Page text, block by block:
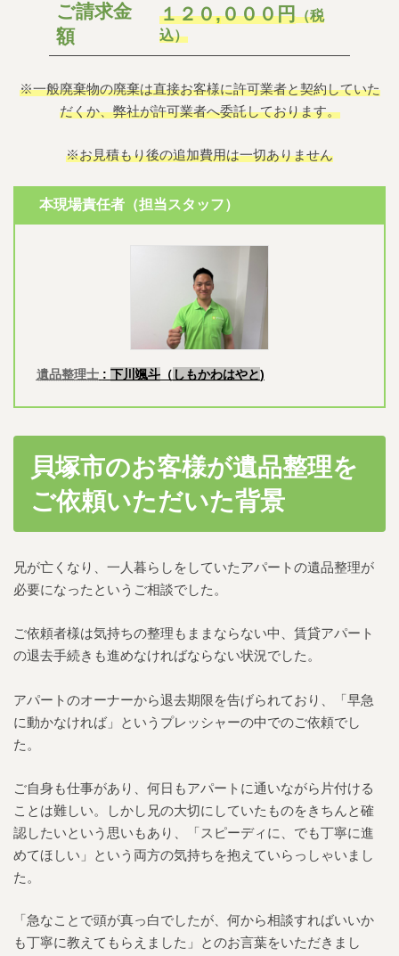
ご請求金
額
１２０,０００円（税
込）
※一般廃棄物の廃棄は直接お客様に許可業者と契約していた
だくか、弊社が許可業者へ委託しております。
※お見積もり後の追加費用は一切ありません
本現場責任者（担当スタッフ）
遺品整理士 : 下川颯斗（ しもかわはやと)
貝塚市のお客様が遺品整理を
ご依頼いただいた背景
兄が亡くなり、一人暮らしをしていたアパートの遺品整理が
必要になったというご相談でした。
ご依頼者様は気持ちの整理もままならない中、賃貸アパート
の退去手続きも進めなければならない状況でした。
アパートのオーナーから退去期限を告げられており、「早急
に動かなければ」というプレッシャーの中でのご依頼でし
た。
ご自身も仕事があり、何日もアパートに通いながら片付ける
ことは難しい。しかし兄の大切にしていたものをきちんと確
認したいという思いもあり、「スピーディに、でも丁寧に進
めてほしい」という両方の気持ちを抱えていらっしゃいまし
た。
「急なことで頭が真っ白でしたが、何から相談すればいいか
も丁寧に教えてもらえました」とのお言葉をいただきまし